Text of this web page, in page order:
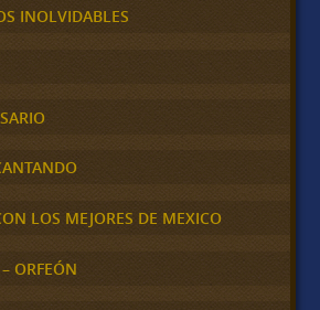
INOLVIDABLES
LOS MEJORES DE MEXICO
ORFEÓN